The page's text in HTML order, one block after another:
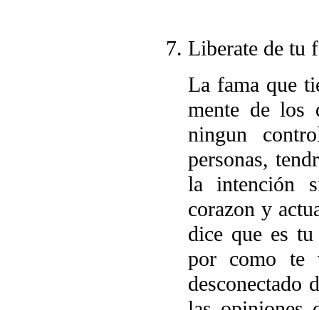
Liberate de tu
La fama que
mente de los
ningun
personas,
la intención
corazon y
dice que es
por como te
desconectado